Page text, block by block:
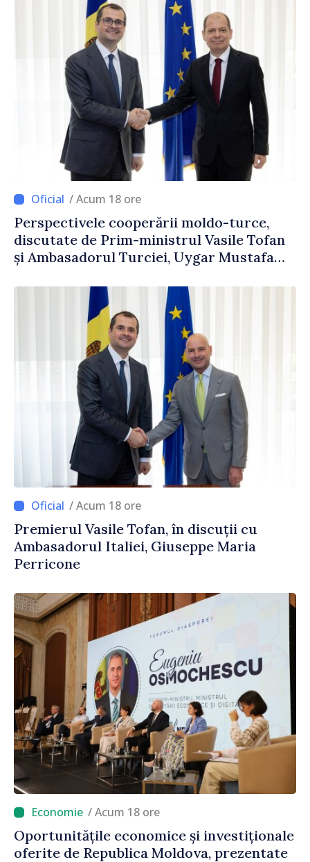
/ Acum 18 ore
Perspectivele cooperării moldo-turce,
discutate de Prim-ministrul Vasile Tofan
și Ambasadorul Turciei, Uygar Mustafa
/ Acum 18 ore
Premierul Vasile Tofan, în discuții cu
Ambasadorul Italiei, Giuseppe Maria
Perricone
/ Acum 18 ore
Oportunitățile economice și investiționale
oferite de Republica Moldova, prezentate